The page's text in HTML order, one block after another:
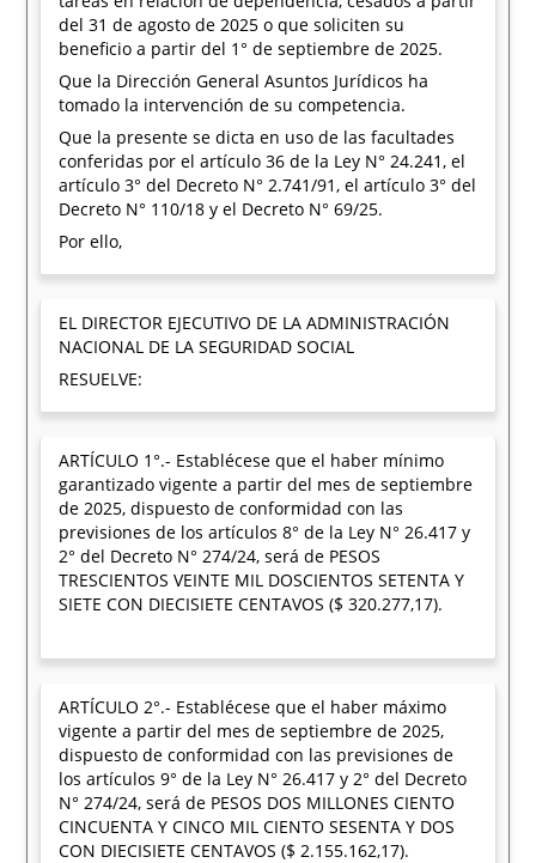
del 31 de agosto de 2025 o que soliciten su
beneficio a partir del 1° de septiembre de 2025.
Que la Dirección General Asuntos Jurídicos ha
tomado la intervención de su competencia.
Que la presente se dicta en uso de las facultades
conferidas por el artículo 36 de la Ley N° 24.241, el
artículo 3° del Decreto N° 2.741/91, el artículo 3° del
Decreto N° 110/18 y el Decreto N° 69/25.
Por ello,
EL DIRECTOR EJECUTIVO DE LA ADMINISTRACIÓN
NACIONAL DE LA SEGURIDAD SOCIAL
RESUELVE:
ARTÍCULO 1°.- Establécese que el haber mínimo
garantizado vigente a partir del mes de septiembre
de 2025, dispuesto de conformidad con las
previsiones de los artículos 8° de la Ley N° 26.417 y
2° del Decreto N° 274/24, será de PESOS
TRESCIENTOS VEINTE MIL DOSCIENTOS SETENTA Y
SIETE CON DIECISIETE CENTAVOS ($ 320.277,17).
ARTÍCULO 2°.- Establécese que el haber máximo
vigente a partir del mes de septiembre de 2025,
dispuesto de conformidad con las previsiones de
los artículos 9° de la Ley N° 26.417 y 2° del Decreto
N° 274/24, será de PESOS DOS MILLONES CIENTO
CINCUENTA Y CINCO MIL CIENTO SESENTA Y DOS
CON DIECISIETE CENTAVOS ($ 2.155.162,17).